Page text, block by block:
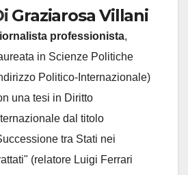
Graziarosa Villani
professionista,
in Scienze Politiche
Politico-Internazionale)
una tesi in Diritto
dal titolo
tra Stati nei
(relatore Luigi Ferrari